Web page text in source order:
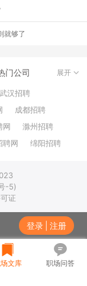
精力。
过高的薪水，却能
术含量的“杂事”。
咯~
琐事”的命。
断分配给你一些你
就够了
门公司
武汉招聘
成都招聘
网
滁州招聘
聘网
绵阳招聘
展开
-5)
证
登录 注册
文库 职场问答